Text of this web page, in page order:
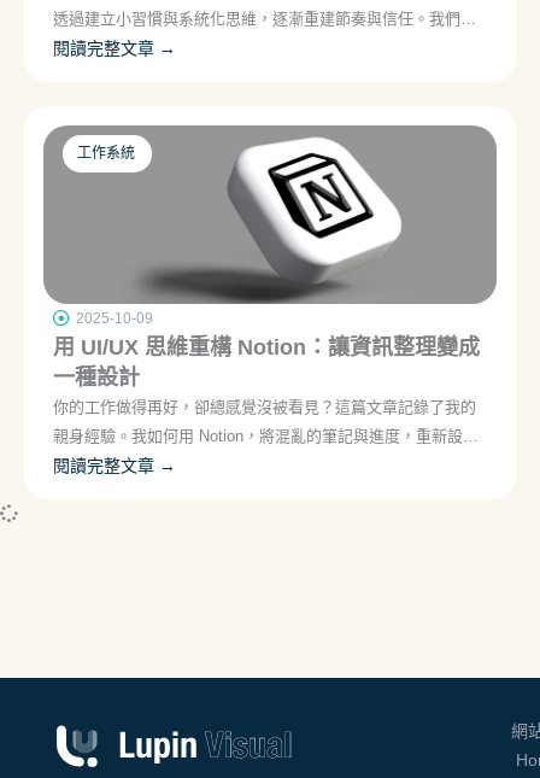
透過建立小習慣與系統化思維，逐漸重建節奏與信任。我們不
談自律，來談「如何讓生活有迴路」，讓焦慮能被設計、被安
閱讀完整文章 →
工作系統
2025-10-09
用 UI/UX 思維重構 Notion：讓資訊整理變成
一種設計
你的工作做得再好，卻總感覺沒被看見？這篇文章記錄了我的
親身經驗。我如何用 Notion，將混亂的筆記與進度，重新設計
成能整合專案、學習與輸出的個人系統。
閱讀完整文章 →
網